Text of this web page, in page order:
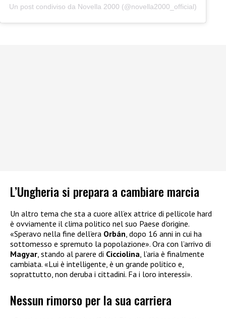
Un post condiviso da Novella 2000 (@novella2000_official)
L’Ungheria si prepara a cambiare marcia
Un altro tema che sta a cuore all’ex attrice di pellicole hard
è ovviamente il clima politico nel suo Paese d’origine.
«Speravo nella fine dell’era Orbán, dopo 16 anni in cui ha
sottomesso e spremuto la popolazione». Ora con l’arrivo di
Magyar, stando al parere di Cicciolina, l’aria è finalmente
cambiata. «Lui è intelligente, è un grande politico e,
soprattutto, non deruba i cittadini. Fa i loro interessi».
Nessun rimorso per la sua carriera